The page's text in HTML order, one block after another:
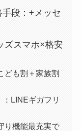
段：+メッセ
ズスマホ×格安
ども割＋家族割
LINEギガフリ
り機能最充実で